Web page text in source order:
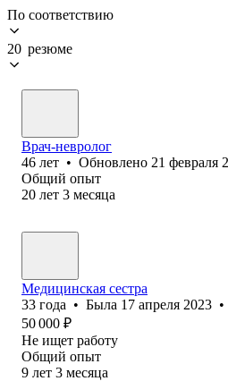
По соответствию
20 резюме
Врач-невролог
46 лет • Обновлено 21 февраля
Общий опыт
20 лет 3 месяца
Медицинская сестра
33 года • Была 17 апреля 2023 •
50 000 ₽
Не ищет работу
Общий опыт
9 лет 3 месяца